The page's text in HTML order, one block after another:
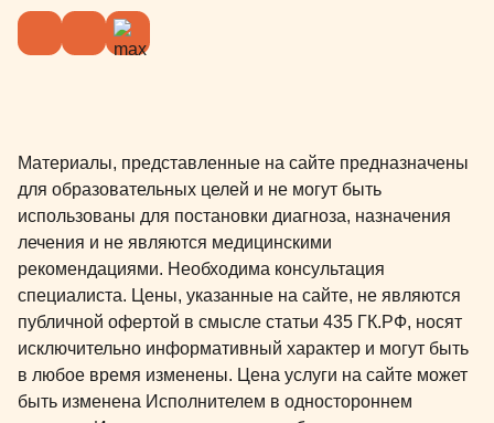
Материалы, представленные на сайте предназначены
для образовательных целей и не могут быть
использованы для постановки диагноза, назначения
лечения и не являются медицинскими
рекомендациями. Необходима консультация
специалиста. Цены, указанные на сайте, не являются
публичной офертой в смысле статьи 435 ГК.РФ, носят
исключительно информативный характер и могут быть
в любое время изменены. Цена услуги на сайте может
быть изменена Исполнителем в одностороннем